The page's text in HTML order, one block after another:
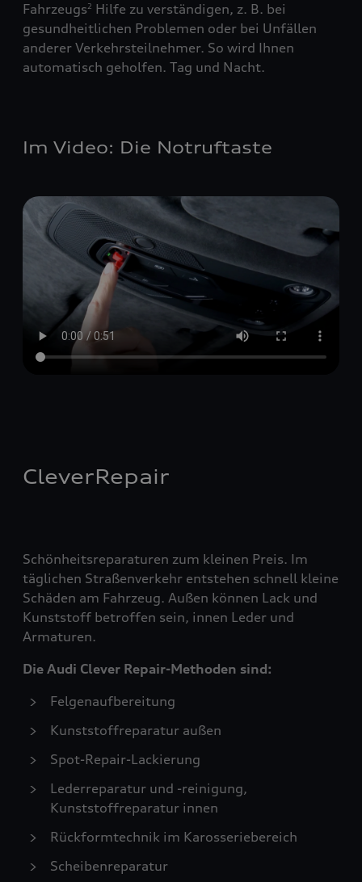
Fahrzeugs2 Hilfe zu verständigen, z. B. bei
gesundheitlichen Problemen oder bei Unfällen
anderer Verkehrsteilnehmer. So wird Ihnen
automatisch geholfen. Tag und Nacht.
Im Video: Die Notruftaste
CleverRepair
Schönheitsreparaturen zum kleinen Preis. Im
täglichen Straßenverkehr entstehen schnell kleine
Schäden am Fahrzeug. Außen können Lack und
Kunststoff betroffen sein, innen Leder und
Armaturen.
Die Audi Clever Repair-Methoden sind:
Felgenaufbereitung
Kunststoffreparatur außen
Spot-Repair-Lackierung
Lederreparatur und -reinigung,
Kunststoffreparatur innen
Rückformtechnik im Karosseriebereich
Scheibenreparatur